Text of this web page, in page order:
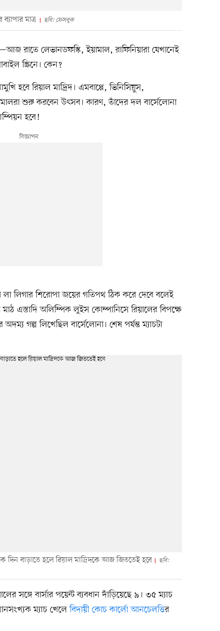
মাত্র ছবি: ফেসবুক
রাতে লেভানডফস্কি, ইয়ামাল, রাফিনিয়ারা যেখানেই
স্ক্রিনে। কেন?
হবে রিয়াল মাদ্রিদ। এমবাপ্পে, ভিনিসিয়ুস,
শুরু করবেন উৎসব। কারণ, তাঁদের দল বার্সেলোনা
হবে!
লিগার শিরোপা জয়ের গতিপথ ঠিক করে দেবে বলেই
এস্তাদি অলিম্পিক লুইস কোম্পানিসে রিয়ালের বিপক্ষে
গল্প লিখেছিল বার্সেলোনা। শেষ পর্যন্ত ম্যাচটা
দিন বাড়াতে হলে রিয়াল মাদ্রিদকে আজ জিততেই হবে
ছবি:
সঙ্গে বার্সার পয়েন্ট ব্যবধান দাঁড়িয়েছে ৯। ৩৫ ম্যাচ
ম্যাচ খেলেবিদায়ী কোচ কার্লো আনচেলত্তির